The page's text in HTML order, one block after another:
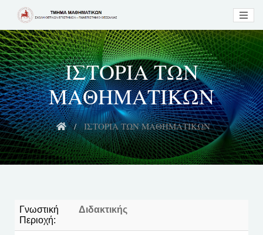
ΙΣΤΟΡΙΑ ΤΩΝ
ΜΑΘΗΜΑΤΙΚΩΝ
ΙΣΤΟΡΙΑ ΤΩΝ ΜΑΘΗΜΑΤΙΚΩΝ
Γνωστική
Περιοχή:
Διδακτικής